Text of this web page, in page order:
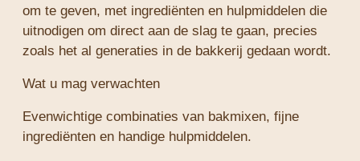
om te geven, met ingrediënten en hulpmiddelen die
uitnodigen om direct aan de slag te gaan, precies
zoals het al generaties in de bakkerij gedaan wordt.
Wat u mag verwachten
Evenwichtige combinaties van bakmixen, fijne
ingrediënten en handige hulpmiddelen.